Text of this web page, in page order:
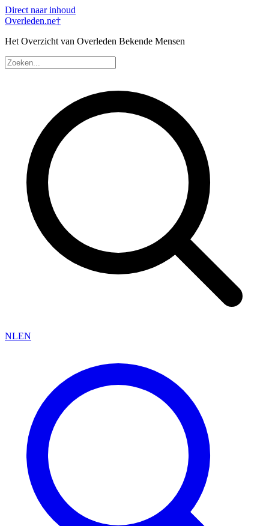
Direct naar inhoud
Overleden.ne†
Het Overzicht van Overleden Bekende Mensen
NLEN